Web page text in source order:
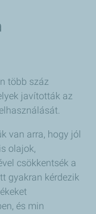
több száz
javították az
van arra, hogy jól
olajok,
csökkentsék a
gyakran kérdezik
és min